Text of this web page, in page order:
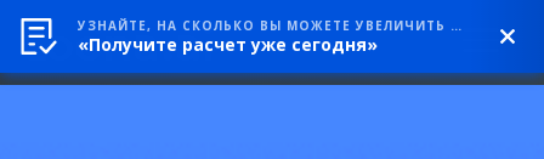
УЗНАЙТЕ, НА СКОЛЬКО ВЫ МОЖЕТЕ УВЕЛИЧИТЬ ВЫРУЧКУ
«Получите расчет уже сегодня»